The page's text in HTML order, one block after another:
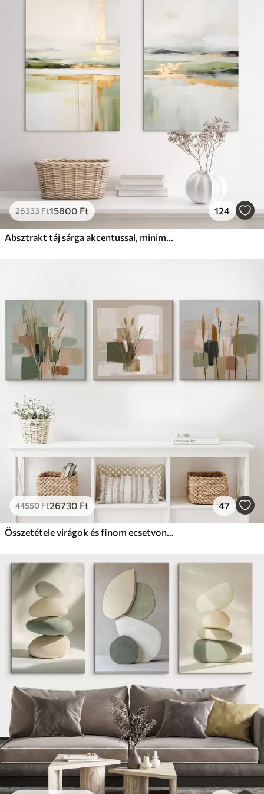
26333Ft15800 Ft 124
Absztrakt táj sárga akcentussal, minimalista kompozíció földből, vízből és égből, tompított színekkel
44550Ft26730 Ft 47
Összetétele virágok és finom ecsetvonásokkal